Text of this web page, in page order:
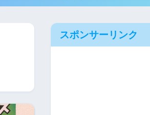
スポンサーリンク